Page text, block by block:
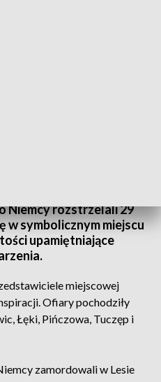
Niemcy rozstrzelali 29
w symbolicznym miejscu
upamiętniające
miejscowej
Ofiary pochodziły
Łęki, Pińczowa, Tuczęp i
zamordowali w Lesie